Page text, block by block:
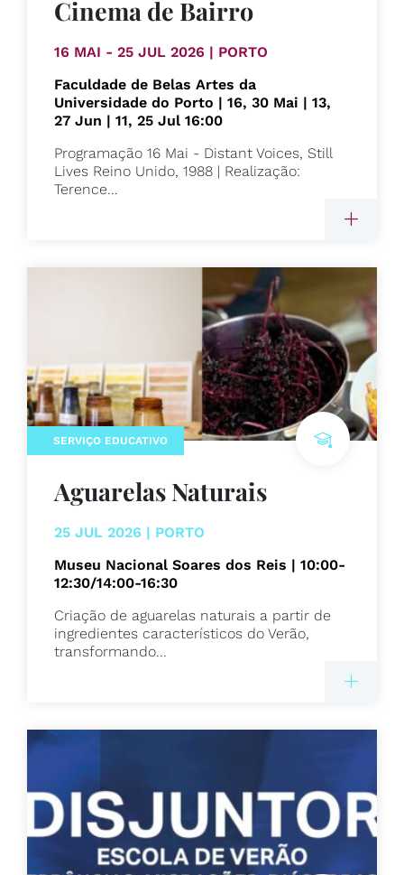
Cinema de Bairro
16 MAI - 25 JUL 2026 | PORTO
Faculdade de Belas Artes da
Universidade do Porto | 16, 30 Mai | 13,
27 Jun | 11, 25 Jul 16:00
Programação 16 Mai - Distant Voices, Still
Lives Reino Unido, 1988 | Realização:
Terence...
SERVIÇO EDUCATIVO
Aguarelas Naturais
25 JUL 2026 | PORTO
Museu Nacional Soares dos Reis | 10:00-
12:30/14:00-16:30
Criação de aguarelas naturais a partir de
ingredientes característicos do Verão,
transformando...